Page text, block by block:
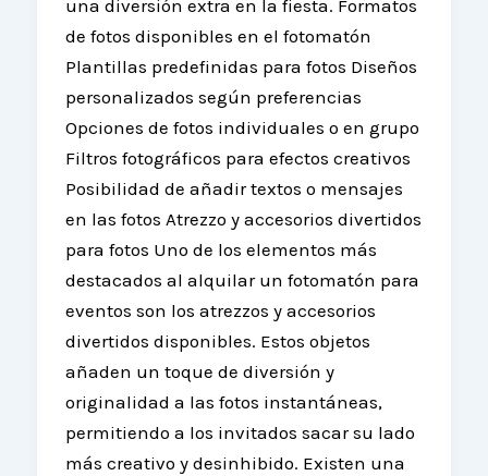
una diversión extra en la fiesta. Formatos
de fotos disponibles en el fotomatón
Plantillas predefinidas para fotos Diseños
personalizados según preferencias
Opciones de fotos individuales o en grupo
Filtros fotográficos para efectos creativos
Posibilidad de añadir textos o mensajes
en las fotos Atrezzo y accesorios divertidos
para fotos Uno de los elementos más
destacados al alquilar un fotomatón para
eventos son los atrezzos y accesorios
divertidos disponibles. Estos objetos
añaden un toque de diversión y
originalidad a las fotos instantáneas,
permitiendo a los invitados sacar su lado
más creativo y desinhibido. Existen una